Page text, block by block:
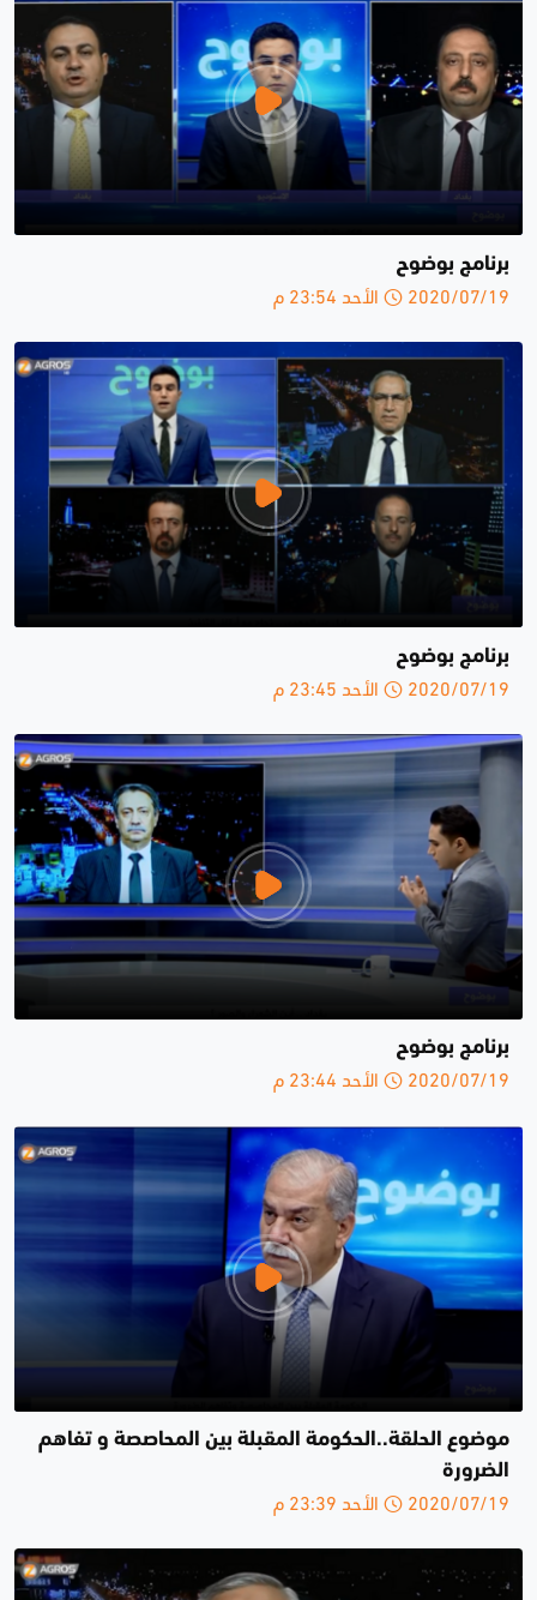
برنامج بوضوح
2020/07/19 الأحد 23:54 م
برنامج بوضوح
2020/07/19 الأحد 23:45 م
برنامج بوضوح
2020/07/19 الأحد 23:44 م
موضوع الحلقة..الحكومة المقبلة بين المحاصصة و تفاهم
الضرورة
2020/07/19 الأحد 23:39 م